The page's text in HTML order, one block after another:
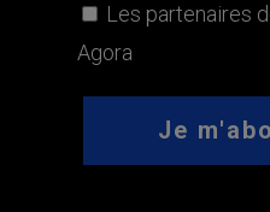
Les partenaires
Agora